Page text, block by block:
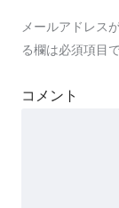
メールアドレス
る欄は必須項目
コメント